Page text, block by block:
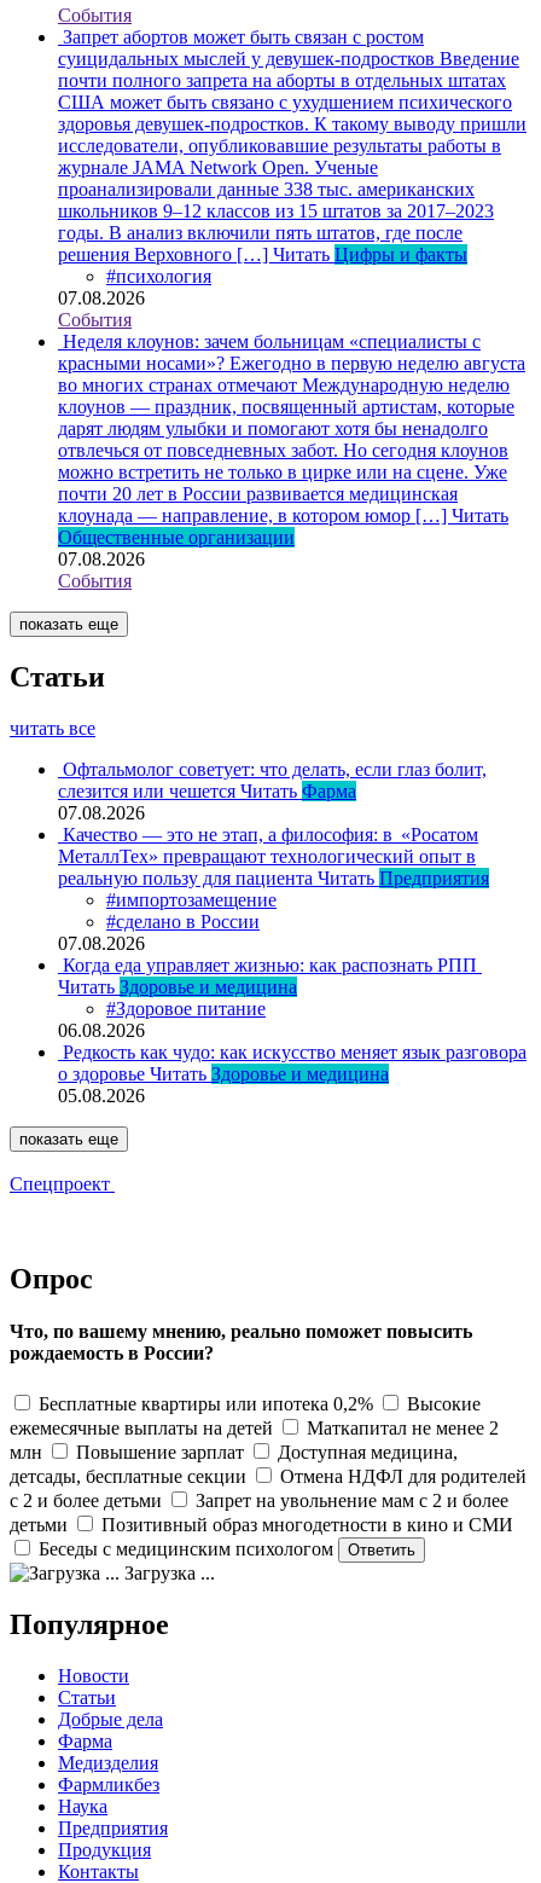
События
Запрет абортов может быть связан с ростом
суицидальных мыслей у девушек-подростков Введение
почти полного запрета на аборты в отдельных штатах
США может быть связано с ухудшением психического
здоровья девушек-подростков. К такому выводу пришли
исследователи, опубликовавшие результаты работы в
журнале JAMA Network Open. Ученые
проанализировали данные 338 тыс. американских
школьников 9–12 классов из 15 штатов за 2017–2023
годы. В анализ включили пять штатов, где после
решения Верховного […] Читать Цифры и факты
#психология
07.08.2026
События
Неделя клоунов: зачем больницам «специалисты с
красными носами»? Ежегодно в первую неделю августа
во многих странах отмечают Международную неделю
клоунов — праздник, посвященный артистам, которые
дарят людям улыбки и помогают хотя бы ненадолго
отвлечься от повседневных забот. Но сегодня клоунов
можно встретить не только в цирке или на сцене. Уже
почти 20 лет в России развивается медицинская
клоунада — направление, в котором юмор […] Читать
Общественные организации
07.08.2026
События
показать еще
Статьи
читать все
Офтальмолог советует: что делать, если глаз болит,
слезится или чешется Читать Фарма
07.08.2026
Качество — это не этап, а философия: в «Росатом
МеталлТех» превращают технологический опыт в
реальную пользу для пациента Читать Предприятия
#импортозамещение
#сделано в России
07.08.2026
Когда еда управляет жизнью: как распознать РПП
Читать Здоровье и медицина
#Здоровое питание
06.08.2026
Редкость как чудо: как искусство меняет язык разговора
о здоровье Читать Здоровье и медицина
05.08.2026
показать еще
Спецпроект
Опрос
Что, по вашему мнению, реально поможет повысить
рождаемость в России?
Бесплатные квартиры или ипотека 0,2%
Высокие
ежемесячные выплаты на детей
Маткапитал не менее 2
млн
Повышение зарплат
Доступная медицина,
детсады, бесплатные секции
Отмена НДФЛ для родителей
с 2 и более детьми
Запрет на увольнение мам с 2 и более
детьми
Позитивный образ многодетности в кино и СМИ
Беседы с медицинским психологом
Загрузка ...
Популярное
Новости
Статьи
Добрые дела
Фарма
Медизделия
Фармликбез
Наука
Предприятия
Продукция
Контакты